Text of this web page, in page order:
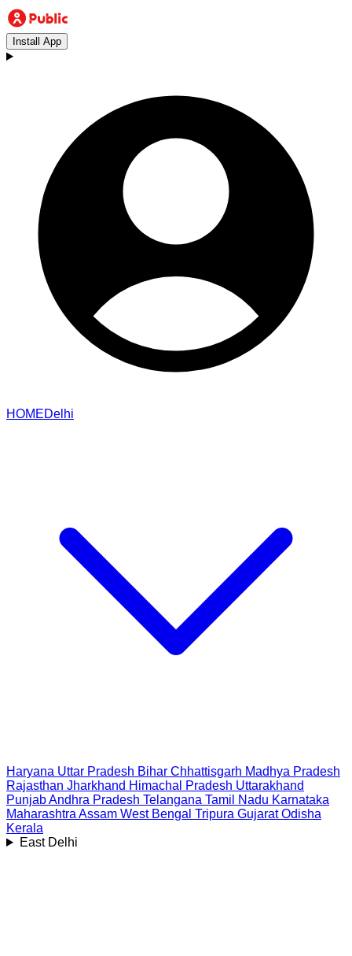
Install App
HOMEDelhi
Haryana Uttar Pradesh Bihar Chhattisgarh Madhya Pradesh
Rajasthan Jharkhand Himachal Pradesh Uttarakhand
PunjabAndhra Pradesh Telangana Tamil Nadu Karnataka
Maharashtra Assam West Bengal Tripura Gujarat Odisha
Kerala
East Delhi